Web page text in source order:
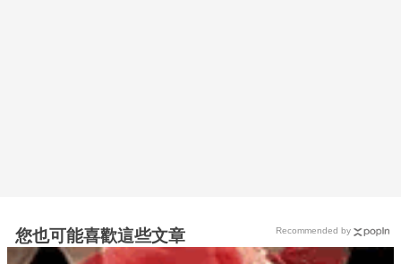
您也可能喜歡這些文章 Recommended by